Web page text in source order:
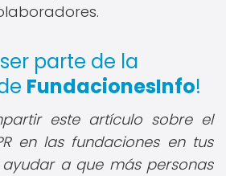
parte de la
FundacionesInfo!
este artículo sobre el
en las fundaciones en tus
a que más personas